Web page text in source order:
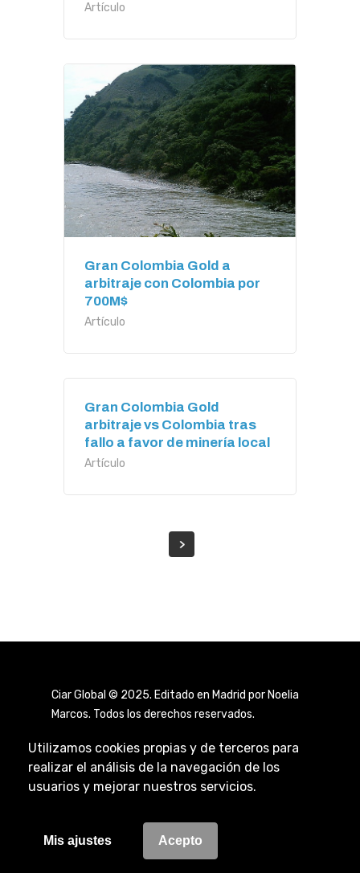
Utilizamos cookies propias y de terceros para
realizar el análisis de la navegación de los
usuarios y mejorar nuestros servicios.
Mis ajustes Acepto
Artículo
Gran Colombia Gold a
arbitraje con Colombia por
700M$
Artículo
Gran Colombia Gold
arbitraje vs Colombia tras
fallo a favor de minería local
Artículo
Ciar Global © 2025. Editado en Madrid por Noelia
Marcos. Todos los derechos reservados.
Aviso Legal|Política de Privacidad|Política de